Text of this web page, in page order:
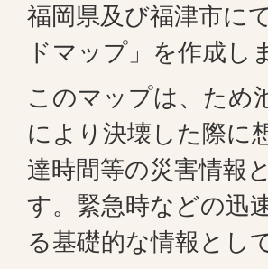
福岡県及び福津市に
ドマップ」を作成し
このマップは、ため
により決壊した際に
達時間等の災害情報
す。緊急時などの迅
る基礎的な情報とし